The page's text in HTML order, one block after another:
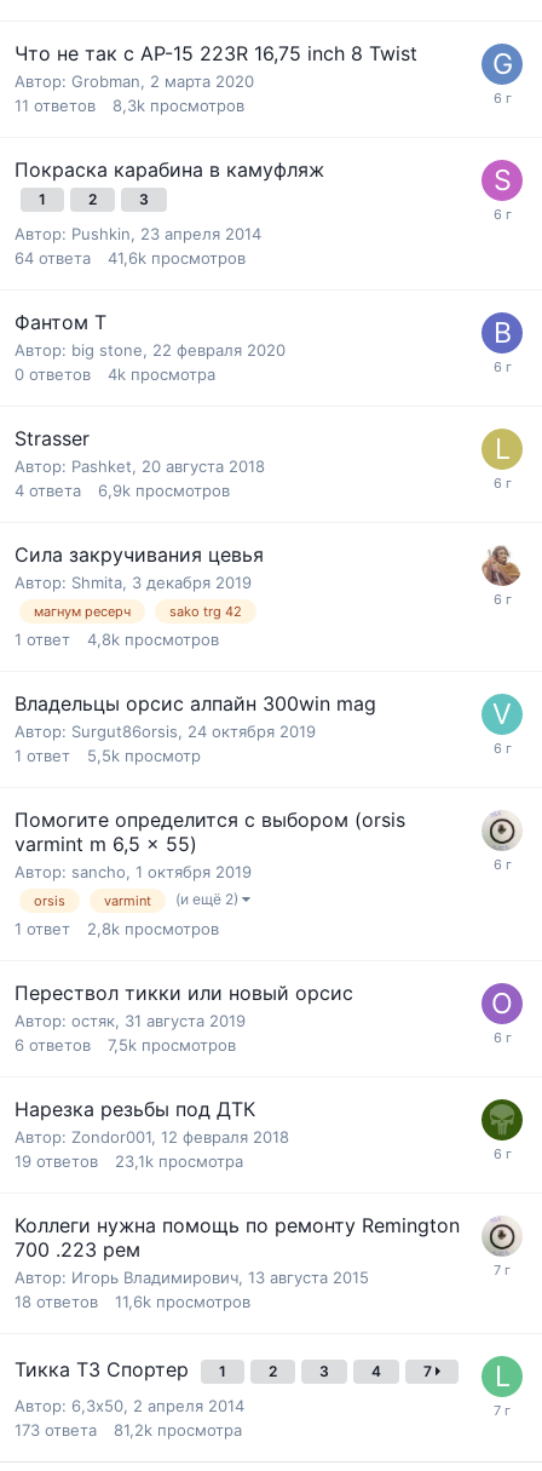
Что не так с АР-15 223R 16,75 inch 8 Twist
Автор: Grobman, 2 марта 2020
11 ответов 8,3k просмотров
Покраска карабина в камуфляж
1 2 3
Автор: Pushkin, 23 апреля 2014
64 ответа 41,6k просмотров
Фантом Т
Автор: big stone, 22 февраля 2020
0 ответов 4k просмотра
Strasser
Автор: Pashket, 20 августа 2018
4 ответа 6,9k просмотров
Сила закручивания цевья
Автор: Shmita, 3 декабря 2019
магнум ресерч sako trg 42
1 ответ 4,8k просмотров
Владельцы орсис алпайн 300win mag
Автор: Surgut86orsis, 24 октября 2019
1 ответ 5,5k просмотр
Помогите определится с выбором (orsis
varmint m 6,5 x 55)
Автор: sancho, 1 октября 2019
orsis varmint (и ещё 2)
1 ответ 2,8k просмотров
Перествол тикки или новый орсис
Автор: остяк, 31 августа 2019
6 ответов 7,5k просмотров
Нарезка резьбы под ДТК
Автор: Zondor001, 12 февраля 2018
19 ответов 23,1k просмотра
Коллеги нужна помощь по ремонту Remington
700 .223 рем
Автор: Игорь Владимирович, 13 августа 2015
18 ответов 11,6k просмотров
Тикка Т3 Спортер 1 2 3 4 7
Автор: 6,3х50, 2 апреля 2014
173 ответа 81,2k просмотра